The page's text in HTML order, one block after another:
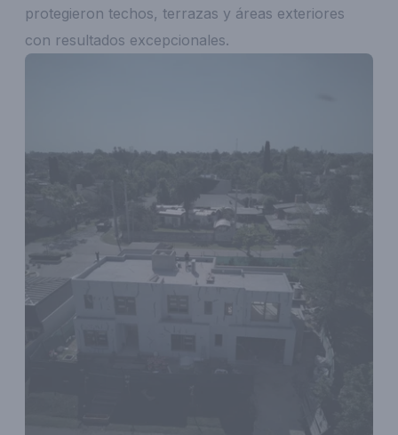
protegieron techos, terrazas y áreas exteriores
con resultados excepcionales.